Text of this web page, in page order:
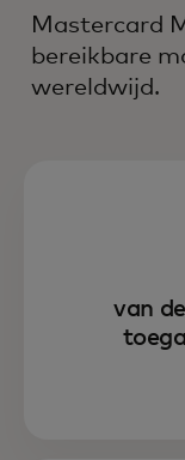
Mastercard
bereikbare
wereldwijd.
van